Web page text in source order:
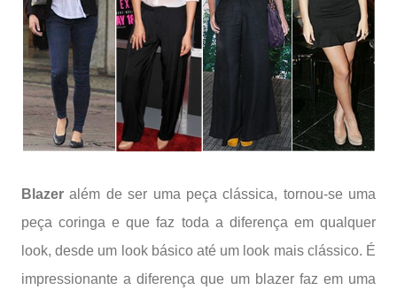
Blazeralém de ser uma peçaclássica, tornou-se uma
peça coringa e que faz toda a diferença em qualquer
look, desde um look básico até um look mais clássico. É
impressionante a diferença que um blazer faz em uma